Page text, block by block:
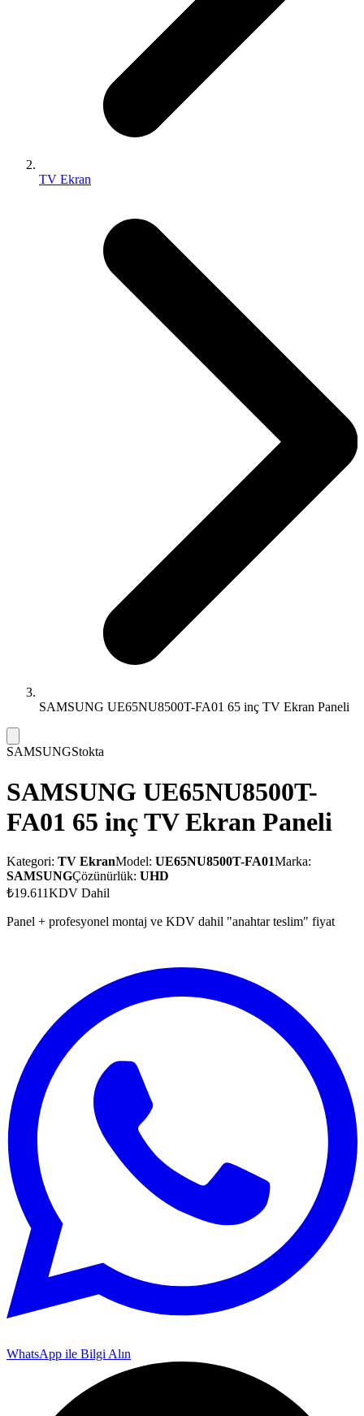
TV Ekran
SAMSUNG UE65NU8500T-FA01 65 inç TV Ekran Paneli
SAMSUNGStokta
SAMSUNG UE65NU8500T-
FA01 65 inç TV Ekran Paneli
Kategori: TV EkranModel: UE65NU8500T-FA01Marka:
SAMSUNGÇözünürlük: UHD
₺19.611KDV Dahil
Panel + profesyonel montaj ve KDV dahil "anahtar teslim" fiyat
WhatsApp ile Bilgi Alın